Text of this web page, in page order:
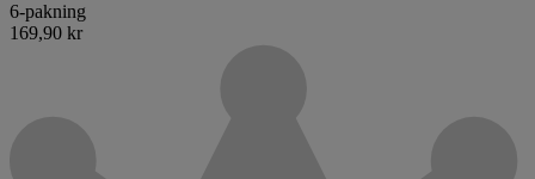
6-pakning
169,90 kr